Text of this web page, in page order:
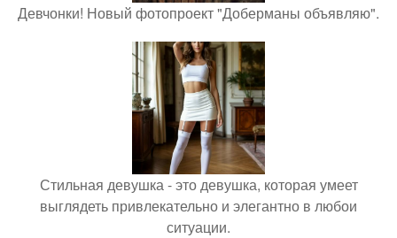
Девчонки! Новый фотопроект "Доберманы объявляю".
Стильная девушка - это девушка, которая умеет
выглядеть привлекательно и элегантно в любои
ситуации.